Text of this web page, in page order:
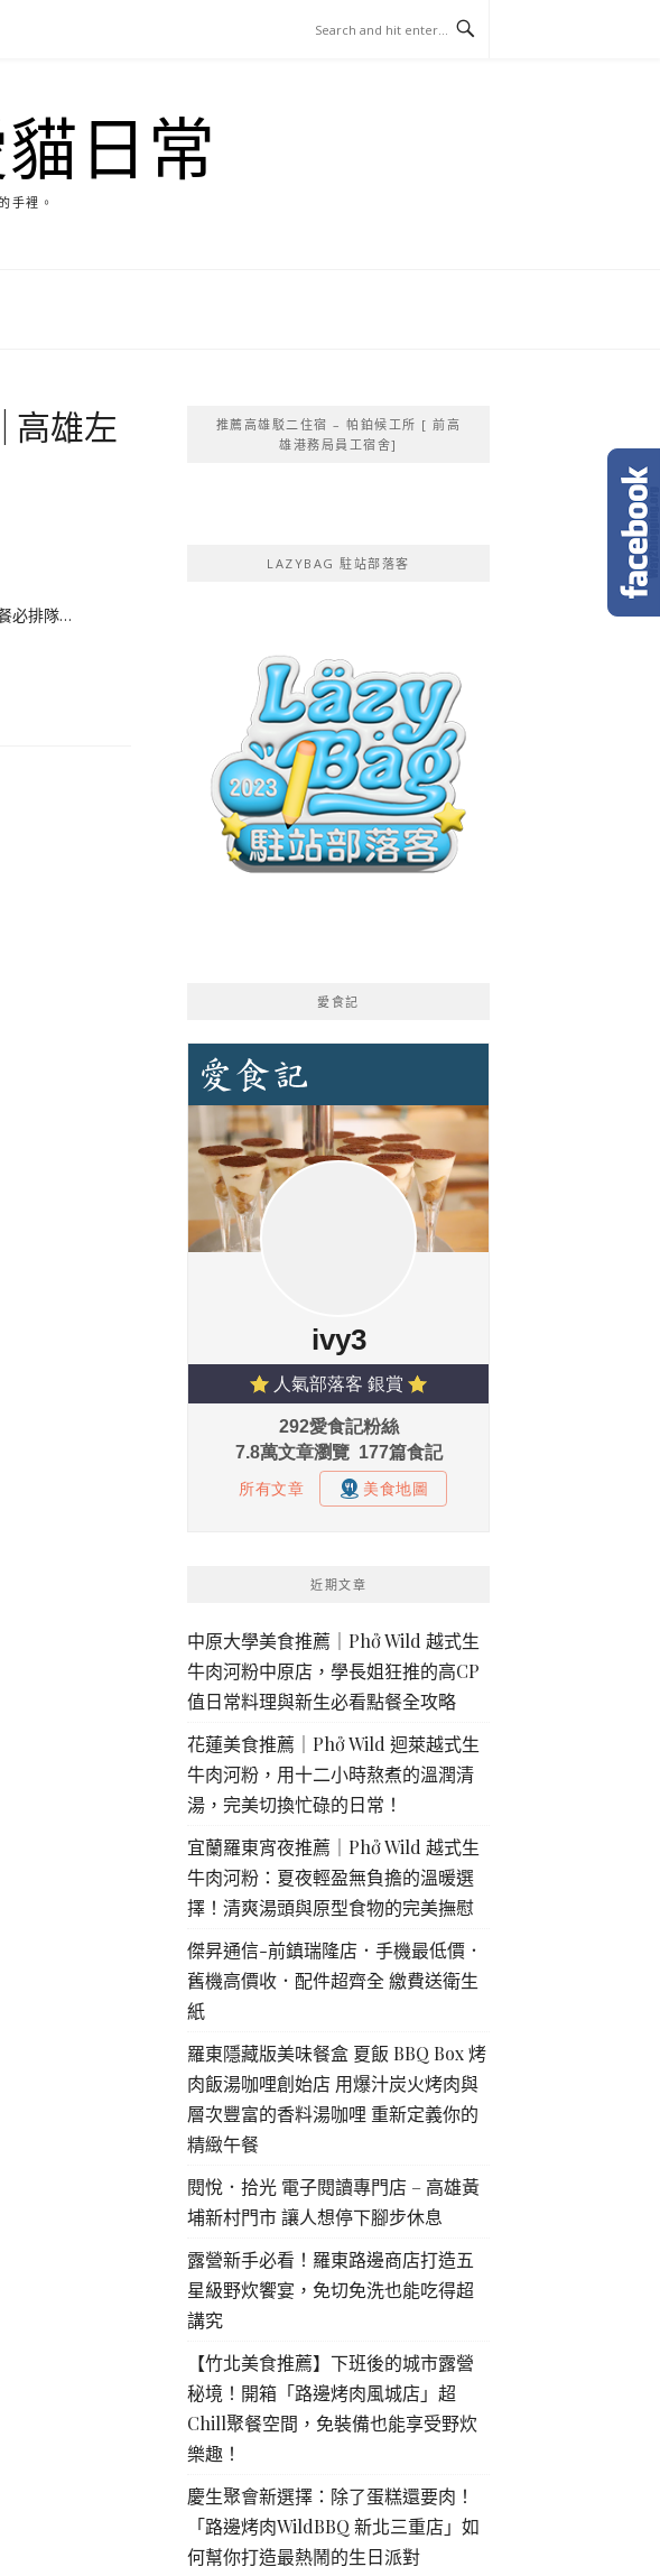
日常
手裡。
高雄左
必排隊…
推薦高雄駁二住宿 – 帕鉑候工所 [ 前高
雄港務局員工宿舍]
LAZYBAG 駐站部落客
愛食記
近期文章
中原大學美食推薦｜Phở Wild 越式生
牛肉河粉中原店，學長姐狂推的高CP
值日常料理與新生必看點餐全攻略
花蓮美食推薦｜Phở Wild 迴萊越式生
牛肉河粉，用十二小時熬煮的溫潤清
湯，完美切換忙碌的日常！
宜蘭羅東宵夜推薦｜Phở Wild 越式生
牛肉河粉：夏夜輕盈無負擔的溫暖選
擇！清爽湯頭與原型食物的完美撫慰
傑昇通信-前鎮瑞隆店．手機最低價．
舊機高價收．配件超齊全 繳費送衛生
紙
羅東隱藏版美味餐盒 夏飯 BBQ Box 烤
肉飯湯咖哩創始店 用爆汁炭火烤肉與
層次豐富的香料湯咖哩 重新定義你的
精緻午餐
閱悅．拾光 電子閱讀專門店 – 高雄黃
埔新村門市 讓人想停下腳步休息
露營新手必看！羅東路邊商店打造五
星級野炊饗宴，免切免洗也能吃得超
講究
【竹北美食推薦】下班後的城市露營
秘境！開箱「路邊烤肉風城店」超
Chill聚餐空間，免裝備也能享受野炊
樂趣！
慶生聚會新選擇：除了蛋糕還要肉！
「路邊烤肉WildBBQ 新北三重店」如
何幫你打造最熱鬧的生日派對